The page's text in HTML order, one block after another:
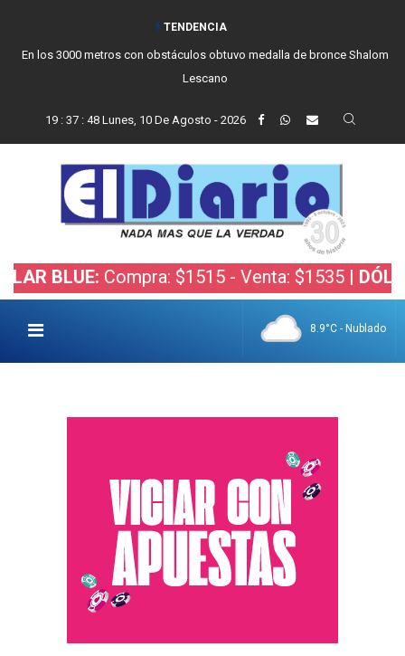
TENDENCIA
En los 3000 metros con obstáculos obtuvo medalla de bronce Shalom
Lescano
19 : 37 : 49 Lunes, 10 De Agosto - 2026
Compra: $1515 - Venta: $1535 |DÓLAR
8.9°C - Nublado